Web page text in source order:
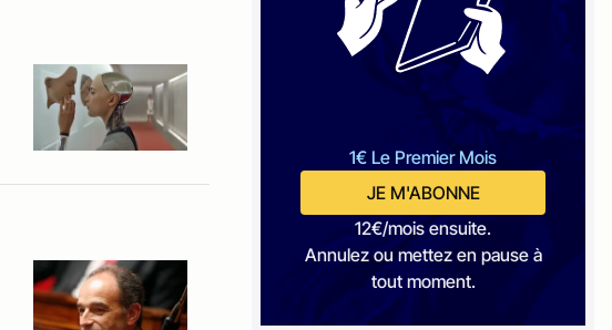
1€ Le Premier Mois
JE M'ABONNE
12€/mois ensuite.
Annulez ou mettez en pause à
tout moment.